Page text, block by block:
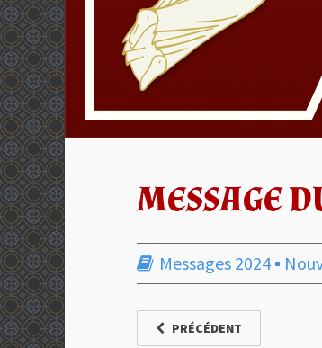
MESSAGE
Messages 2024 ▪︎
PRÉCÉDENT